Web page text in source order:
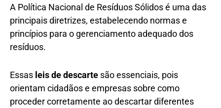
A Política Nacional de Resíduos Sólidos é uma das
principais diretrizes, estabelecendo normas e
princípios para o gerenciamento adequado dos
resíduos.
Essas leis de descarte são essenciais, pois
orientam cidadãos e empresas sobre como
proceder corretamente ao descartar diferentes